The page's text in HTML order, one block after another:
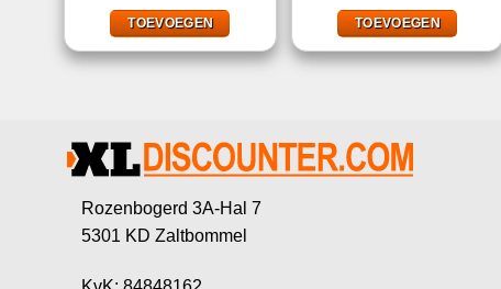
€9,99. €1,00.
TOEVOEGEN
€9,99. €1,00.
TOEVOEGEN
Rozenbogerd 3A-Hal 7
5301 KD Zaltbommel